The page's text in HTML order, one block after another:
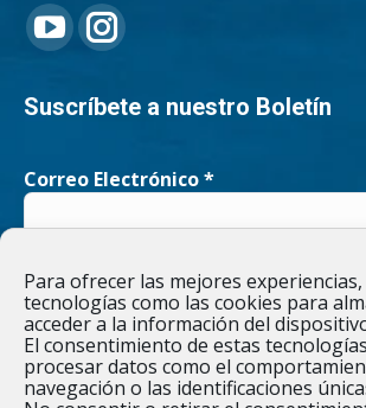
Para ofrecer las mejores
tecnologías como las cookies para
acceder a la información del
El consentimiento de estas
procesar datos como el
navegación o las identificaciones
Encuéntranos en:
YouTube
page
in
window
Instagram
page
in
window
Suscríbete a nuestro Boletín
Correo Electrónico*
He leído y acepto laPolítica de
Responsable » Ayuntamiento de Figueruelas /